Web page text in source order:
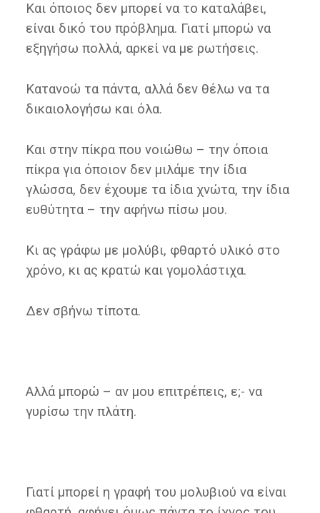
Και όποιος δεν μπορεί να το καταλάβει,
είναι δικό του πρόβλημα. Γιατί μπορώ να
εξηγήσω πολλά, αρκεί να με ρωτήσεις.
Κατανοώ τα πάντα, αλλά δεν θέλω να τα
δικαιολογήσω και όλα.
Και στην πίκρα που νοιώθω – την όποια
πίκρα για όποιον δεν μιλάμε την ίδια
γλώσσα, δεν έχουμε τα ίδια χνώτα, την ίδια
ευθύτητα – την αφήνω πίσω μου.
Κι ας γράφω με μολύβι, φθαρτό υλικό στο
χρόνο, κι ας κρατώ και γομολάστιχα.
Δεν σβήνω τίποτα.
Αλλά μπορώ – αν μου επιτρέπεις, ε;- να
γυρίσω την πλάτη.
Γιατί μπορεί η γραφή του μολυβιού να είναι